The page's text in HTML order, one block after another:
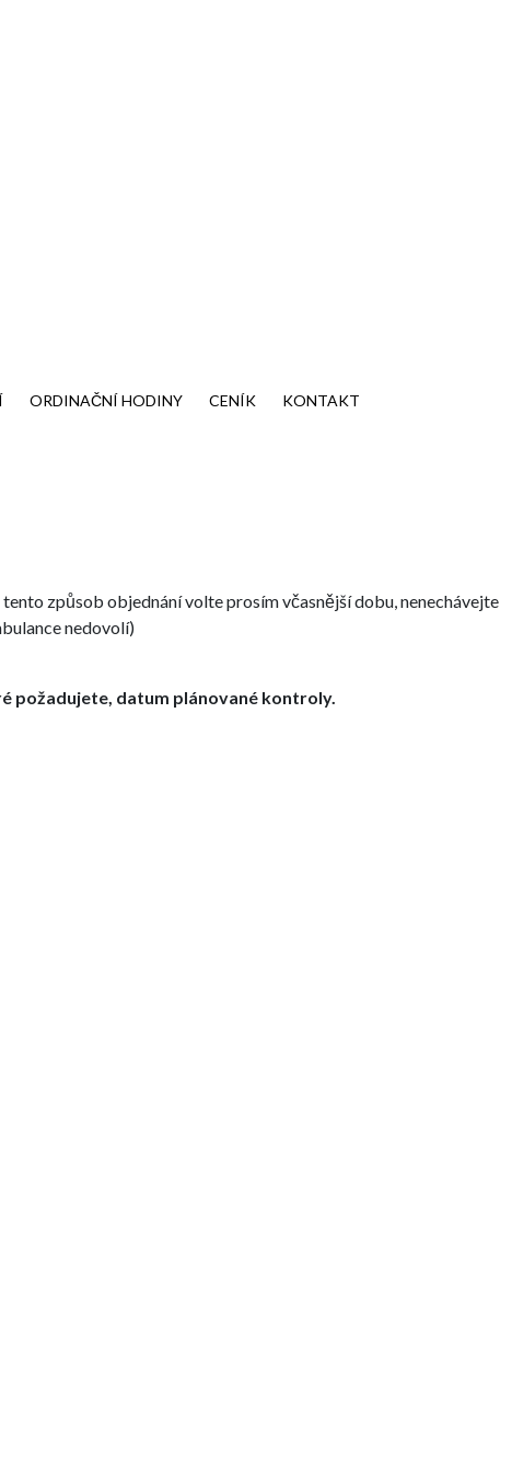
ORDINAČNÍ HODINY CENÍK KONTAKT
způsob objednání volte prosím včasnější dobu, nenechávejte
nedovolí)
požadujete, datum plánované kontroly.